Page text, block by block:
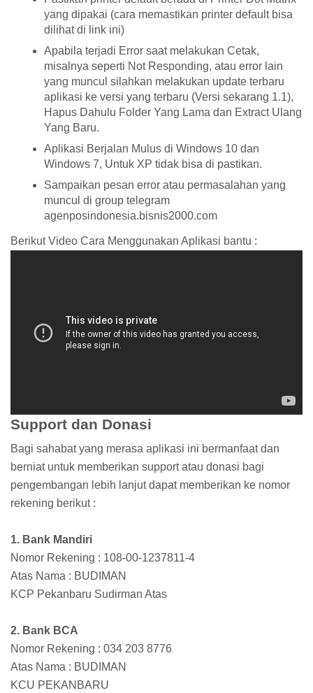
yang dipakai (cara memastikan printer default bisa
dilihat di link ini)
Apabila terjadi Error saat melakukan Cetak,
misalnya seperti Not Responding, atau error lain
yang muncul silahkan melakukan update terbaru
aplikasi ke versi yang terbaru (Versi sekarang 1.1),
Hapus Dahulu Folder Yang Lama dan Extract Ulang
Yang Baru.
Aplikasi Berjalan Mulus di Windows 10 dan
Windows 7, Untuk XP tidak bisa di pastikan.
Sampaikan pesan error atau permasalahan yang
muncul di group telegram
agenposindonesia.bisnis2000.com
Berikut Video Cara Menggunakan Aplikasi bantu :
Support dan Donasi
Bagi sahabat yang merasa aplikasi ini bermanfaat dan
berniat untuk memberikan support atau donasi bagi
pengembangan lebih lanjut dapat memberikan ke nomor
rekening berikut :
1. Bank Mandiri
Nomor Rekening : 108-00-1237811-4
Atas Nama : BUDIMAN
KCP Pekanbaru Sudirman Atas
2. Bank BCA
Nomor Rekening : 034 203 8776
Atas Nama : BUDIMAN
KCU PEKANBARU